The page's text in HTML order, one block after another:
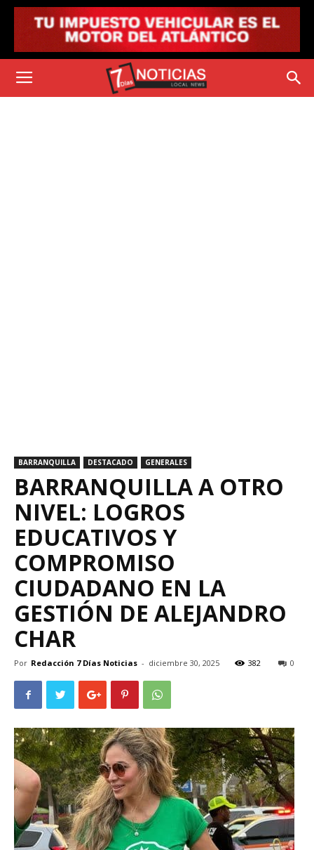
BARRANQUILLA DESTACADO GENERALES
BARRANQUILLA A OTRO
NIVEL: LOGROS
EDUCATIVOS Y
COMPROMISO
CIUDADANO EN LA
GESTIÓN DE ALEJANDRO
CHAR
Por Redacción 7 Días Noticias - diciembre 30, 2025 382 0